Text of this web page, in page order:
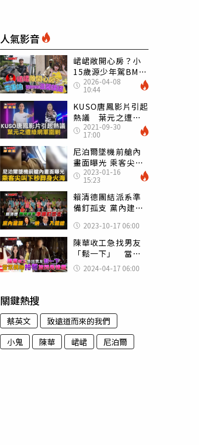
人氣影音
峮峮敞開心房？小
15歲源少年駕BMW
接送回香閨
2026-04-08
10:44
KUSO唐鳳影片引起
熱議 葉元之遭綠
網軍圍剿
2021-09-30
17:00
尼泊爾墜機前艙內
畫面曝光 乘客尖叫
下秒葬身火海
2023-01-16
15:23
賴清德團結派系準
備釘孤支 黨內建議
競總2023-10-17 06:00
陳華收工急找男友
「鬆一下」 當眾
親吻拍臀放閃秀情
趣
2024-04-17 06:00
關鍵熱搜
蔡英文
致遠道而來的我們
小鬼
陳華 峮峮 尼泊爾